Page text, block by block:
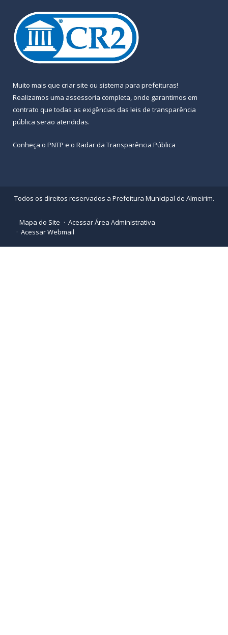
Muito mais que criar site ou sistema para prefeituras!
Realizamos uma assessoria completa, onde garantimos em
contrato que todas as exigências das leis de transparência
pública serão atendidas.
Conheça o PNTP e o Radar da Transparência Pública
Todos os direitos reservados a Prefeitura Municipal de Almeirim.
Mapa do Site
Acessar Área Administrativa
Acessar Webmail